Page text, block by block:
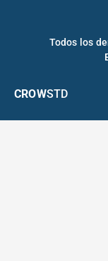
Todos los
CROWSTD